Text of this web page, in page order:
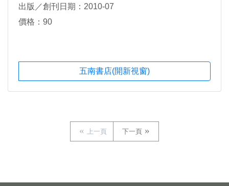
出版／創刊日期：2010-07
價格：90
五南書店(開新視窗)
上一頁 下一頁